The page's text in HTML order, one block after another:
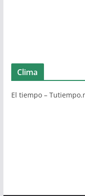
Clima
El tiempo –